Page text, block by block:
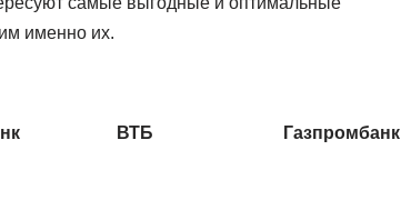
именно их.
ВТБ Газпромбанк